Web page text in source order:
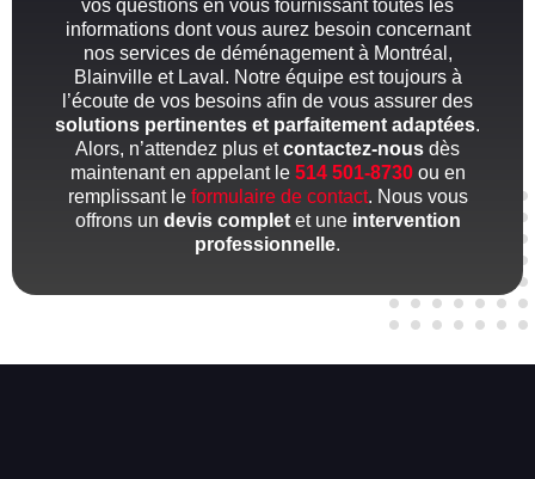
vos questions en vous fournissant toutes les
informations dont vous aurez besoin concernant
nos services de déménagement à Montréal,
Blainville et Laval. Notre équipe est toujours à
l’écoute de vos besoins afin de vous assurer des
solutions pertinentes et parfaitement adaptées.
Alors, n’attendez plus etcontactez-nous dès
maintenant en appelant le 514 501-8730ou en
remplissant le formulaire de contact. Nous vous
offrons un devis completet une intervention
professionnelle.